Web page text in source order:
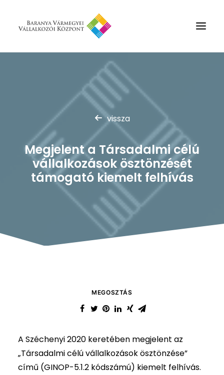
Rólunk
Szolgáltatások
Hírek
Partnerek
Kapcsolat
Keresés
vissza
Megjelent a Társadalmi célú
vállalkozások ösztönzését
támogató kiemelt felhívás
MEGOSZTÁS
A Széchenyi 2020 keretében megjelent az
„Társadalmi célú vállalkozások ösztönzése”
című (GINOP-5.1.2 kódszámú) kiemelt felhívás.